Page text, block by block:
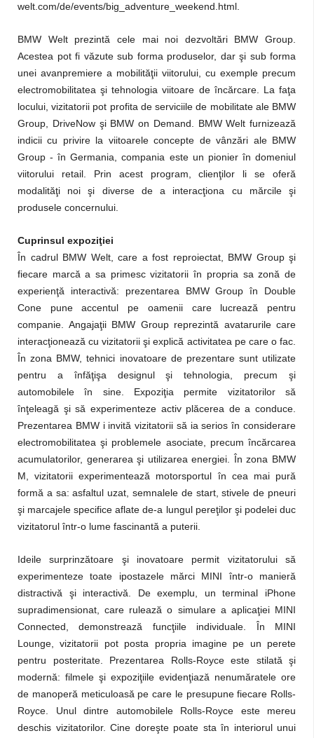
welt.com/de/events/big_adventure_weekend.html.
BMW Welt prezintă cele mai noi dezvoltări BMW Group.
Acestea pot fi văzute sub forma produselor, dar şi sub forma
unei avanpremiere a mobilităţii viitorului, cu exemple precum
electromobilitatea şi tehnologia viitoare de încărcare. La faţa
locului, vizitatorii pot profita de serviciile de mobilitate ale BMW
Group, DriveNow şi BMW on Demand. BMW Welt furnizează
indicii cu privire la viitoarele concepte de vânzări ale BMW
Group - în Germania, compania este un pionier în domeniul
viitorului retail. Prin acest program, clienţilor li se oferă
modalităţi noi şi diverse de a interacţiona cu mărcile şi
produsele concernului.
Cuprinsul expoziţiei
În cadrul BMW Welt, care a fost reproiectat, BMW Group şi
fiecare marcă a sa primesc vizitatorii în propria sa zonă de
experienţă interactivă: prezentarea BMW Group în Double
Cone pune accentul pe oamenii care lucrează pentru
companie. Angajaţii BMW Group reprezintă avatarurile care
interacţionează cu vizitatorii şi explică activitatea pe care o fac.
În zona BMW, tehnici inovatoare de prezentare sunt utilizate
pentru a înfăţişa designul şi tehnologia, precum şi
automobilele în sine. Expoziţia permite vizitatorilor să
înţeleagă şi să experimenteze activ plăcerea de a conduce.
Prezentarea BMW i invită vizitatorii să ia serios în considerare
electromobilitatea şi problemele asociate, precum încărcarea
acumulatorilor, generarea şi utilizarea energiei. În zona BMW
M, vizitatorii experimentează motorsportul în cea mai pură
formă a sa: asfaltul uzat, semnalele de start, stivele de pneuri
şi marcajele specifice aflate de-a lungul pereţilor şi podelei duc
vizitatorul într-o lume fascinantă a puterii.
Ideile surprinzătoare şi inovatoare permit vizitatorului să
experimenteze toate ipostazele mărci MINI într-o manieră
distractivă şi interactivă. De exemplu, un terminal iPhone
supradimensionat, care rulează o simulare a aplicaţiei MINI
Connected, demonstrează funcţiile individuale. În MINI
Lounge, vizitatorii pot posta propria imagine pe un perete
pentru posteritate. Prezentarea Rolls-Royce este stilată şi
modernă: filmele şi expoziţiile evidenţiază nenumăratele ore
de manoperă meticuloasă pe care le presupune fiecare Rolls-
Royce. Unul dintre automobilele Rolls-Royce este mereu
deschis vizitatorilor. Cine doreşte poate sta în interiorul unui